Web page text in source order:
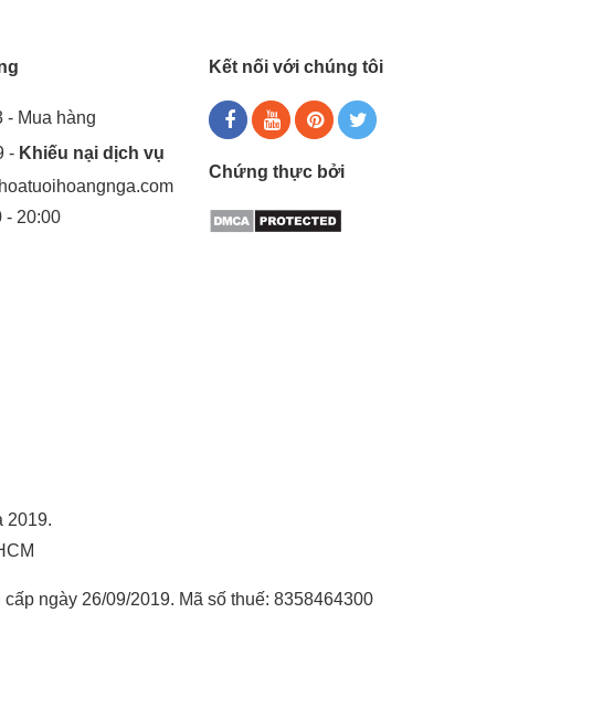
- Mua hàng
- Khiếu nại dịch vụ
- 20:00
Kết nối với chúng tôi
Chứng thực bởi
2019.
ngày 26/09/2019. Mã số thuế: 8358464300